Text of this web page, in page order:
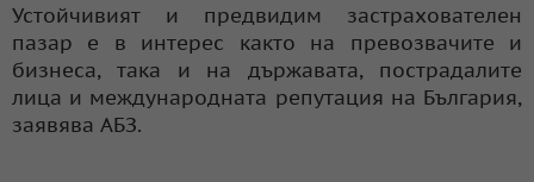
Устойчивият и предвидим застрахователен
пазар е в интерес както на превозвачите и
бизнеса, така и на държавата, пострадалите
лица и международната репутация на България,
заявява АБЗ.